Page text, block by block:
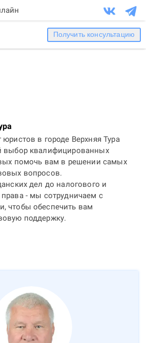
Получить консультацию
в городе Верхняя Тура
выбор квалифицированных
помочь вам в решении самых
вопросов.
дел до налогового и
- мы сотрудничаем с
чтобы обеспечить вам
поддержку.